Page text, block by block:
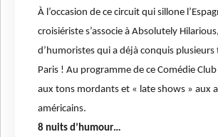
À l’occasion de ce circuit qui sillone
croisiériste s’associe à Absolutely
d’humoristes qui a déjà conquis plusieurs
Paris ! Au programme de ce Comédie
aux tons mordants et « late shows » aux
américains.
8 nuits d’humour…